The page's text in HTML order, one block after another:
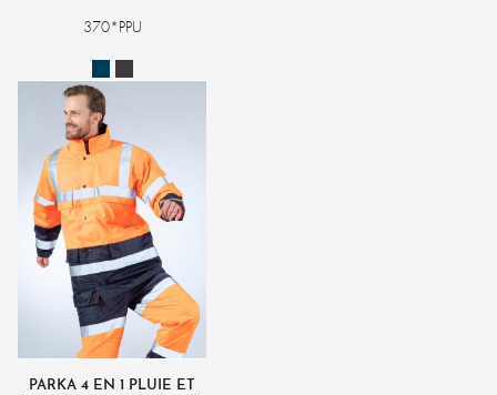
370*PPU
PARKA 4 EN 1 PLUIE ET